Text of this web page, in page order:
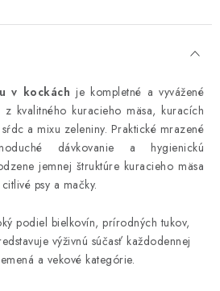
v kockách je kompletné a vyvážené
kvalitného kuracieho mäsa, kuracích
a mixu zeleniny. Praktické mrazené
dávkovanie a hygienickú
jemnej štruktúre kuracieho mäsa
psy a mačky.
podiel bielkovín, prírodných tukov,
výživnú súčasť každodennej
a vekové kategórie.